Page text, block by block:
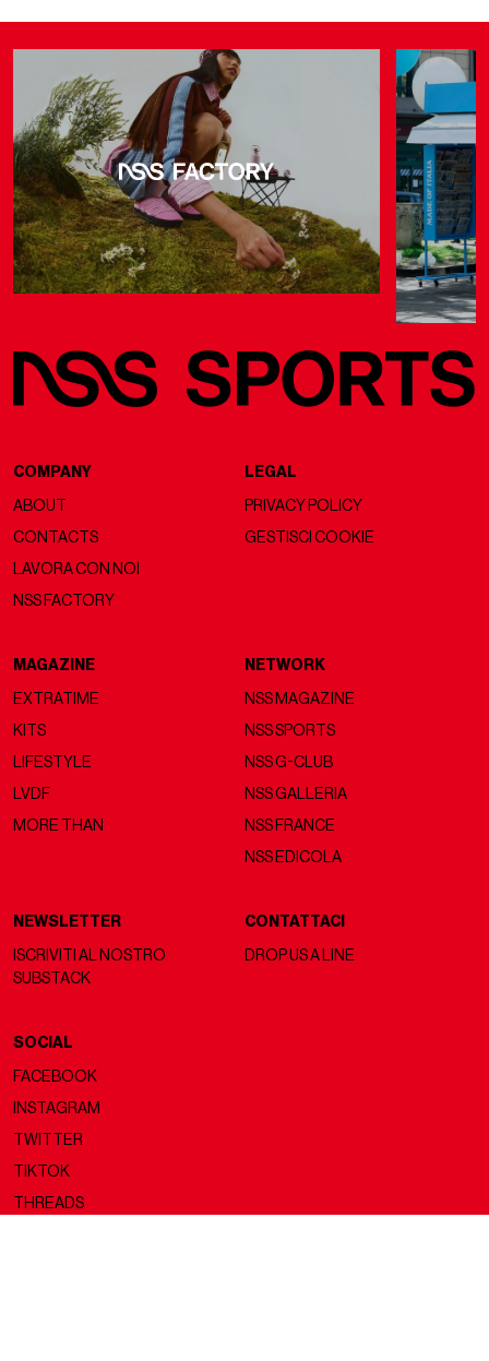
COMPANY
ABOUT
CONTACTS
LAVORA CON NOI
NSS FACTORY
LEGAL
PRIVACY POLICY
GESTISCI COOKIE
MAGAZINE
EXTRATIME
KITS
LIFESTYLE
LVDF
MORE THAN
NETWORK
NSS MAGAZINE
NSS SPORTS
NSS G-CLUB
NSS GALLERIA
NSS FRANCE
NSS EDICOLA
NEWSLETTER
ISCRIVITI AL NOSTRO
SUBSTACK
CONTATTACI
DROP US A LINE
SOCIAL
FACEBOOK
INSTAGRAM
TWITTER
TIKTOK
THREADS